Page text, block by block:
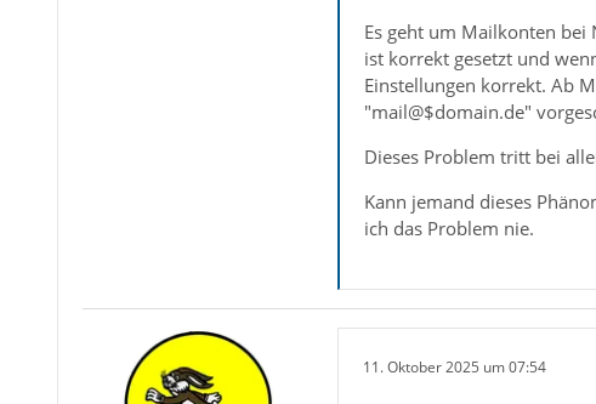
Es geht um Mailkonten bei
ist korrekt gesetzt und
Einstellungen korrekt. Ab
"mail@$domain.de"
Dieses Problem tritt bei
Kann jemand dieses
ich das Problem nie.
11. Oktober 2025 um 07:54